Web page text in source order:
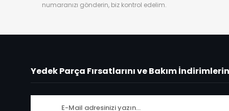
numaranızı gönderin, biz kontrol edelim.
Yedek Parça Fırsatlarını ve Bakım